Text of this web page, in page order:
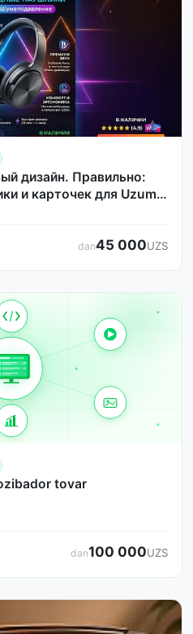
Правильно:
и карточек для Uzum
dan45 000UZS
tovar
dan100 000UZS